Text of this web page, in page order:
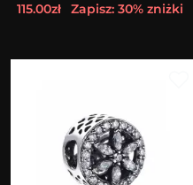
115.00zł
Zapisz: 30% zniżki